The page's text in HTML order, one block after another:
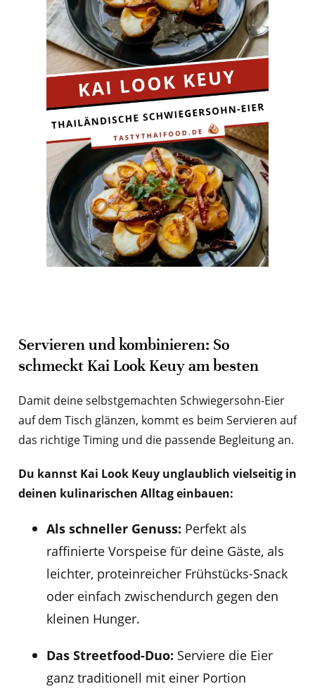
Servieren und kombinieren: So
schmeckt Kai Look Keuy am besten
Damit deine selbstgemachten Schwiegersohn-Eier
auf dem Tisch glänzen, kommt es beim Servieren auf
das richtige Timing und die passende Begleitung an.
Du kannst Kai Look Keuy unglaublich vielseitig in
deinen kulinarischen Alltag einbauen:
Als schneller Genuss: Perfekt als
raffinierte Vorspeise für deine Gäste, als
leichter, proteinreicher Frühstücks-Snack
oder einfach zwischendurch gegen den
kleinen Hunger.
Das Streetfood-Duo: Serviere die Eier
ganz traditionell mit einer Portion